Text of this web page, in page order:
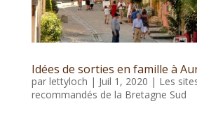
Idées de sorties en famille à
par lettyloch | Juil 1, 2020 | Les
recommandés de la Bretagne Sud